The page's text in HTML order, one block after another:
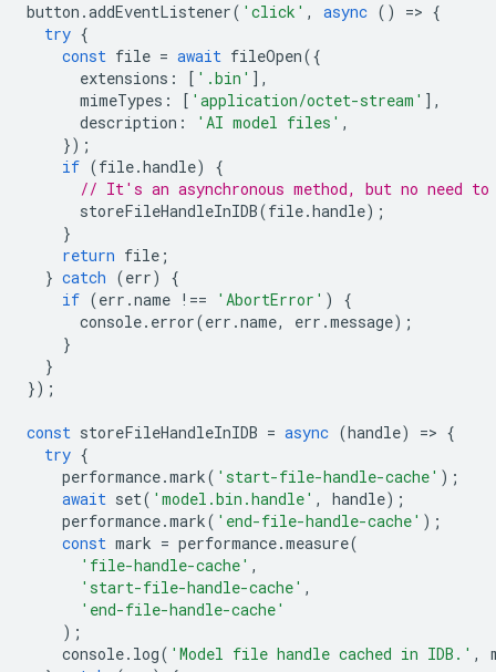
button .addEventListener( 'click' , async () => {
try {
const file = await fileOpen({
extensions : [ '.bin' ],
mimeTypes : [ 'application/octet-stream' ],
description : 'AI model files' ,
});
if (file.handle)
{
// It's an asynchronous method, but no need
storeFileHandleInIDB(file.handle);
}
return file ;
} catch (err)
{
if (err .name !== 'AbortError' )
{
console. error(err .name, err .message);
}
}
});
const storeFileHandleInIDB = async (handle) => {
try {
performance.mark( 'start-file-handle-cache' );
await set( 'model.bin.handle' , handle);
performance.mark( 'end-file-handle-cache' );
const mark = performance.measure(
'file-handle-cache' ,
'start-file-handle-cache' ,
'end-file-handle-cache'
);
console. log( 'Model file handle cached in IDB.' ,